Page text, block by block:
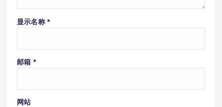
显示名称 *
邮箱 *
网站